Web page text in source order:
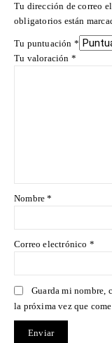
Tu dirección de correo
obligatorios están
Tu puntuación *
Tu valoración *
Nombre*
Correo electrónico *
Guarda mi nombre,
la próxima vez que